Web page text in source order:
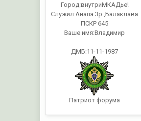
Город:внутриМКАДье!
Служил:Анапа 3р.,Балаклава
ПСКР 645
Ваше имя:Владимир
ДМБ:11-11-1987
Патриот форума